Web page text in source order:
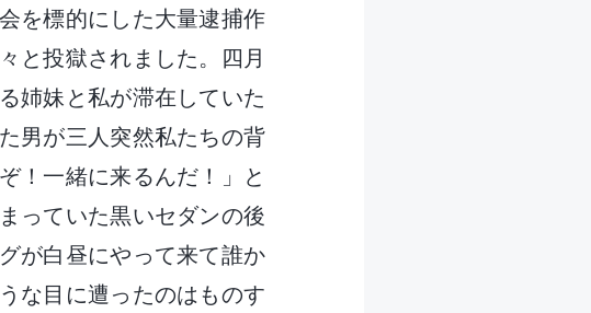
を標的にした大量逮捕作
と投獄されました。四月
姉妹と私が滞在していた
男が三人突然私たちの背
！一緒に来るんだ！」と
っていた黒いセダンの後
が白昼にやって来て誰か
な目に遭ったのはものす